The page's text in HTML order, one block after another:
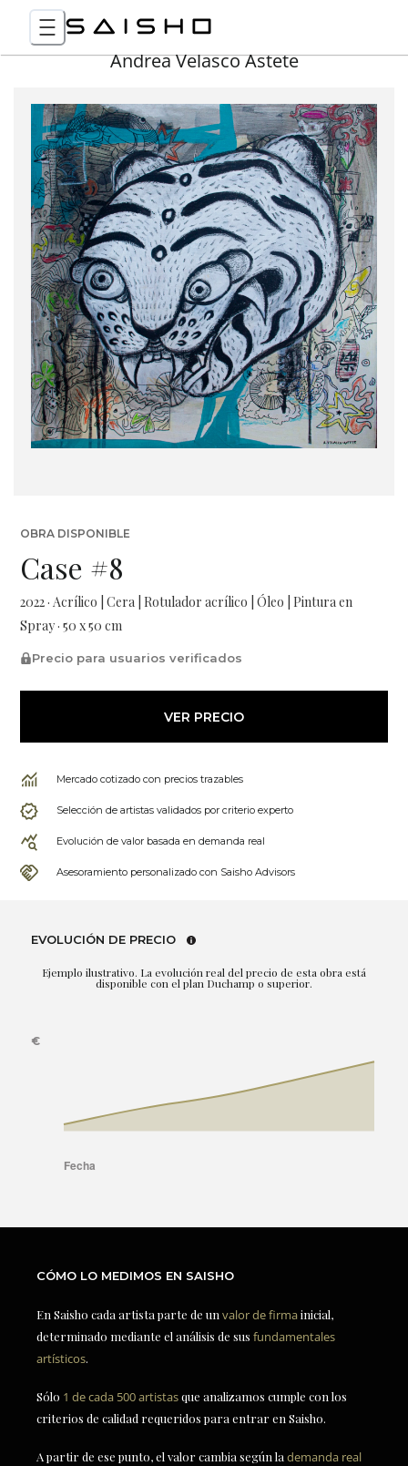
Andrea Velasco Astete
OBRA DISPONIBLE
Case #8
2022 · Acrílico | Cera | Rotulador acrílico | Óleo | Pintura en
Spray · 50 x 50 cm
Precio para usuarios verificados
VER PRECIO
Mercado cotizado con precios trazables
Selección de artistas validados por criterio experto
Evolución de valor basada en demanda real
Asesoramiento personalizado con Saisho Advisors
EVOLUCIÓN DE PRECIO
Ejemplo ilustrativo. La evolución real del precio de esta obra está
disponible con el plan Duchamp o superior.
CÓMO LO MEDIMOS EN SAISHO
En Saisho cada artista parte de un valor de firmainicial,
determinado mediante el análisis de sus fundamentales
artísticos.
Sólo 1 de cada 500 artistasque analizamos cumple con los
criterios de calidad requeridos para entrar en Saisho.
A partir de ese punto, el valor cambia según la demanda real